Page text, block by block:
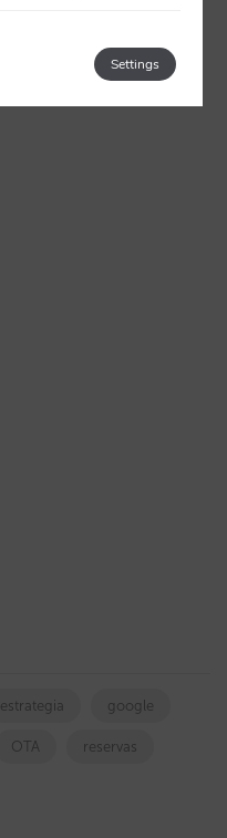
estrategia google
OTA reservas
Settings